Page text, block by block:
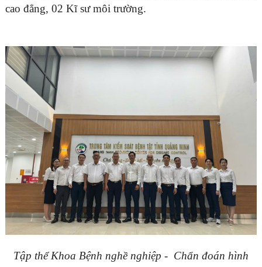
cao đẳng, 02 Kĩ sư môi trường.
Tập thể Khoa Bệnh nghề nghiệp - Chẩn đoán hình